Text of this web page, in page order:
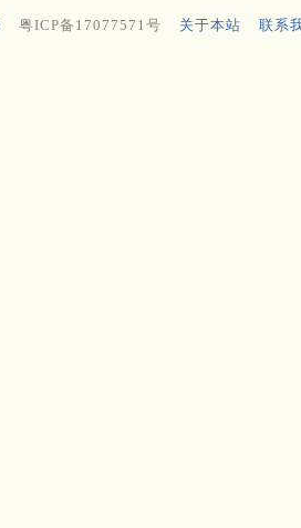
粤ICP备17077571号 关于本站 联系